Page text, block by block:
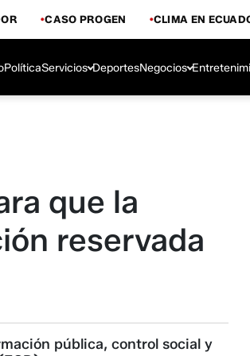
CASO PROGEN CLIMA EN
PolíticaServicios DeportesNegocios
que la
reservada
pública, control social y